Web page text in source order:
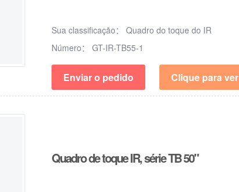
Sua classificação： Quadro do toque do IR
Número： GT-IR-TB55-1
Enviar o pedido Clique para ver
Quadro de toque IR, série TB 50"